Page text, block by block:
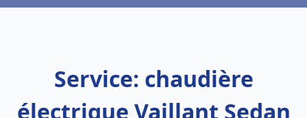
Service: chaudière
électrique Vaillant Sedan